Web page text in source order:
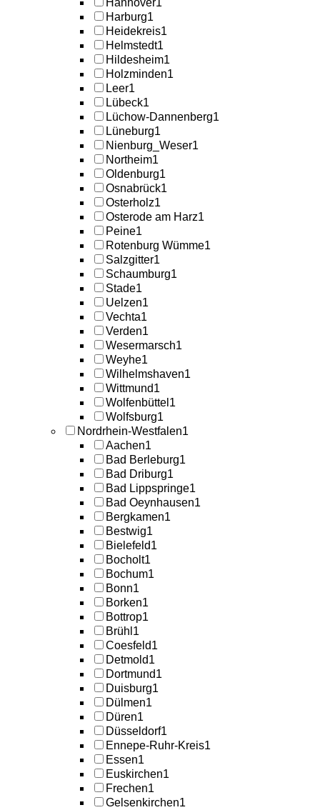
Hannover1
Harburg1
Heidekreis1
Helmstedt1
Hildesheim1
Holzminden1
Leer1
Lübeck1
Lüchow-Dannenberg1
Lüneburg1
Nienburg_Weser1
Northeim1
Oldenburg1
Osnabrück1
Osterholz1
Osterode am Harz1
Peine1
Rotenburg Wümme1
Salzgitter1
Schaumburg1
Stade1
Uelzen1
Vechta1
Verden1
Wesermarsch1
Weyhe1
Wilhelmshaven1
Wittmund1
Wolfenbüttel 1
Wolfsburg1
Nordrhein-Westfalen1
Aachen1
Bad Berleburg1
Bad Driburg1
Bad Lippspringe1
Bad Oeynhausen1
Bergkamen1
Bestwig1
Bielefeld1
Bocholt1
Bochum1
Bonn1
Borken1
Bottrop1
Brühl 1
Coesfeld1
Detmold1
Dortmund1
Duisburg1
Dülmen1
Düren1
Düsseldorf1
Ennepe-Ruhr-Kreis1
Essen1
Euskirchen1
Frechen1
Gelsenkirchen1